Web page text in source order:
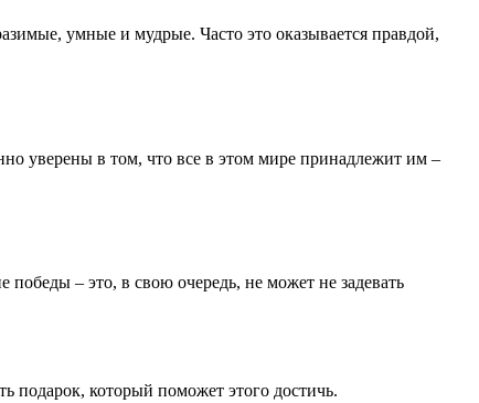
умные и мудрые. Часто это оказывается правдой,
уверены в том, что все в этом мире принадлежит им –
– это, в свою очередь, не может не задевать
подарок, который поможет этого достичь.